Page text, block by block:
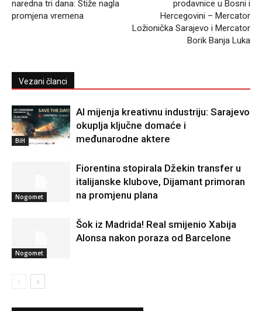
naredna tri dana: Stiže nagla
promjena vremena
prodavnice u Bosni i
Hercegovini – Mercator
Ložionička Sarajevo i Mercator
Borik Banja Luka
Vezani članci
BiH
AI mijenja kreativnu industriju: Sarajevo
okuplja ključne domaće i
međunarodne aktere
Nogomet
Fiorentina stopirala Džekin transfer u
italijanske klubove, Dijamant primoran
na promjenu plana
Nogomet
Šok iz Madrida! Real smijenio Xabija
Alonsa nakon poraza od Barcelone